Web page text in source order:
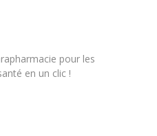
pour les
en un clic !